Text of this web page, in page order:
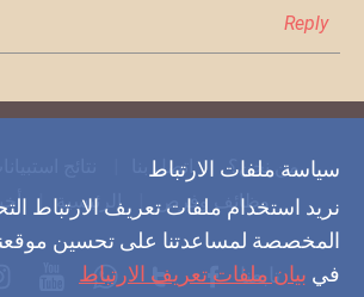
سياسة ملفات الارتباط
نريد استخدام ملفات تعريف الارتباط
المخصصة لمساعدتنا على تحسين
في بيان ملفات تعريف الارتباط
Reply
من نحن؟ اتصل بنا
وظائف وفرص
الرئيسية
تابعنا